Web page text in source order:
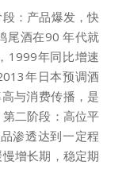
：产品爆发，快
尾酒在90 年代就
1999年同比增速
年日本预调酒
与消费传播，是
二阶段：高位平
渗透达到一定程
增长期，稳定期